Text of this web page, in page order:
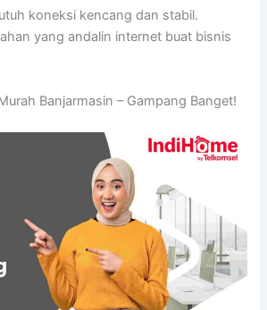
koneksi kencang dan stabil.
yang andalin internet buat bisnis
Banjarmasin – Gampang Banget!